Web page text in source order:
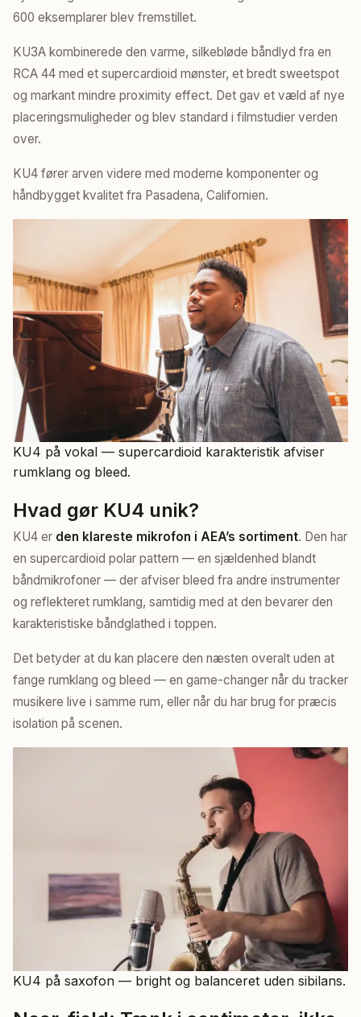
600 eksemplarer blev fremstillet.
KU3A kombinerede den varme, silkebløde båndlyd fra en
RCA 44 med et supercardioid mønster, et bredt sweetspot
og markant mindre proximity effect. Det gav et væld af nye
placeringsmuligheder og blev standard i filmstudier verden
over.
KU4 fører arven videre med moderne komponenter og
håndbygget kvalitet fra Pasadena, Californien.
KU4 på vokal — supercardioid karakteristik afviser
rumklang og bleed.
Hvad gør KU4 unik?
KU4 er den klareste mikrofon i AEA’s sortiment. Den har
en supercardioid polar pattern — en sjældenhed blandt
båndmikrofoner — der afviser bleed fra andre instrumenter
og reflekteret rumklang, samtidig med at den bevarer den
karakteristiske båndglathed i toppen.
Det betyder at du kan placere den næsten overalt uden at
fange rumklang og bleed — en game-changer når du tracker
musikere live i samme rum, eller når du har brug for præcis
isolation på scenen.
KU4 på saxofon — bright og balanceret uden sibilans.